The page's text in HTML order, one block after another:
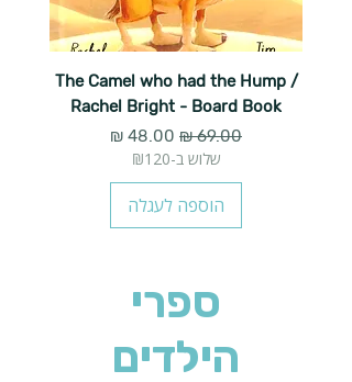
The Camel who had the Hump /
Rachel Bright - Board Book
מחיר רגיל מחיר מבצע
שלוש ב-₪120
הוספה לעגלה
ספרי
הילדים